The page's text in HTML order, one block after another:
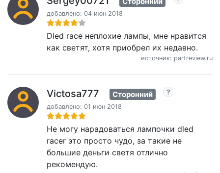
добавлено: 04 июн 2018
Dled race неплохие лампы, мне нравится
как светят, хотя приобрел их недавно.
источник: partreview.ru
Victosa777 Сторонний
добавлено: 01 июн 2018
Не могу нарадоваться лампочки dled
racer это просто чудо, за такие не
большие деньги светя отлично
рекомендую.